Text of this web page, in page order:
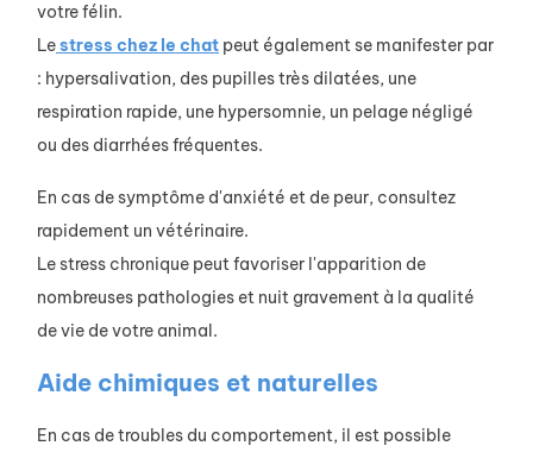
votre félin.
Lestress chez le chat peut également se manifester par
: hypersalivation, des pupilles très dilatées, une
respiration rapide, une hypersomnie, un pelage négligé
ou des diarrhées fréquentes.
En cas de symptôme d'anxiété et de peur, consultez
rapidement un vétérinaire.
Le stress chronique peut favoriser l'apparition de
nombreuses pathologies et nuit gravement à la qualité
de vie de votre animal.
Aide chimiques et naturelles
En cas de troubles du comportement, il est possible